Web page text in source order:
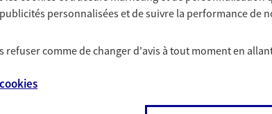
personnalisées et de suivre la performance de
refuser comme de changer d'avis à tout moment en
cookies